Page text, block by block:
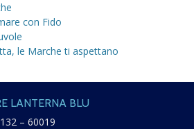
con Fido
le Marche ti aspettano
LANTERNA BLU
– 60019